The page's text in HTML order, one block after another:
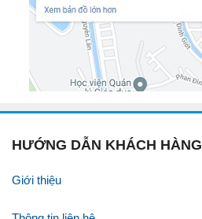
HƯỚNG DẪN KHÁCH HÀNG
Giới thiệu